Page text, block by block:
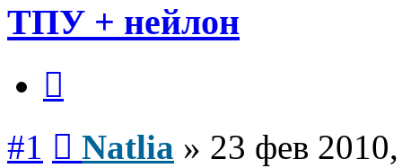
ТПУ + нейлон
#1 Natlia » 23 фев